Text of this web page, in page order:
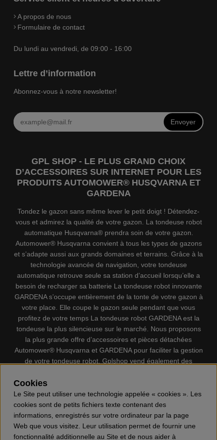
A propos de nous
Formulaire de contact
Du lundi au vendredi, de 09:00 - 16:00
Lettre d’information
Abonnez-vous à notre newsletter!
Envoyer
GPL SHOP - LE PLUS GRAND CHOIX
D’ACCESSOIRES SUR INTERNET POUR LES
PRODUITS AUTOMOWER® HUSQVARNA ET
GARDENA
Tondez le gazon sans même lever le petit doigt ! Détendez-
vous et admirez la qualité de votre gazon. La tondeuse robot
automatique Husqvarna® prendra soin de votre gazon.
Automower® Husqvarna convient à tous les types de gazons
et s’adapte aussi aux grands domaines et terrains. Grâce à la
technologie avancée de navigation, votre tondeuse
automatique retrouve seule sa station d’accueil lorsqu’elle a
besoin de recharger sa batterie La tondeuse robot innovante
GARDENA s’occupe entièrement de la tonte de votre gazon à
votre place. Elle coupe le gazon seule pendant que vous
profitez de votre temps La tondeuse robot GARDENA est la
tondeuse la plus silencieuse sur le marché. Nous proposons
la plus grande offre d’accessoires et pièces détachées
Automower® Husqvarna et GARDENA pour faciliter la gestion
de votre tondeuse robot. Gplshop vend également des
individuel, Coupe-bordures, Débroussailleuses, Taille haies,
Motoculteurs, Souffleur, Souffleuses à neige, Nettoyeurs
haute pression, Aspirateur, Découpeuses, Haches, Outils
forestiers, Lubrifiants, Carburants, Jouets ETC.
Cookies
Le Site peut utiliser une technologie appelée « cookies ». Les
cookies sont de petits fichiers texte contenant des
informations, enregistrés sur votre ordinateur par la page
Web que vous visitez. Leur utilisation permet de fournir une
fonctionnalité additionnelle au Site et de nous aider à